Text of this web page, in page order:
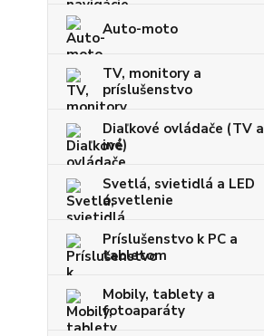
Auto-moto
TV, monitory a
príslušenstvo
Diaľkové ovládače (TV a
iné)
Svetlá, svietidlá a LED
osvetlenie
Príslušenstvo k PC a
tabletom
Mobily, tablety a
fotoaparáty